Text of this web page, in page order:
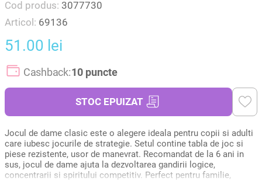
Cod produs: 3077730
Articol: 69136
51.00 lei
Cashback:10 puncte
STOC EPUIZAT
Jocul de dame clasic este o alegere ideala pentru copii si adulti
care iubesc jocurile de strategie. Setul contine tabla de joc si
piese rezistente, usor de manevrat. Recomandat de la 6 ani in
sus, jocul de dame ajuta la dezvoltarea gandirii logice,
concentrarii si spiritului competitiv. Perfect pentru familie,